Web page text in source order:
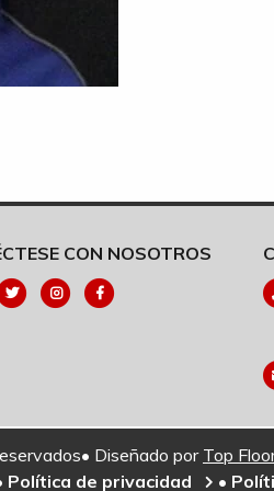
CON NOSOTROS
Diseñado por Top
Política de privacidad •